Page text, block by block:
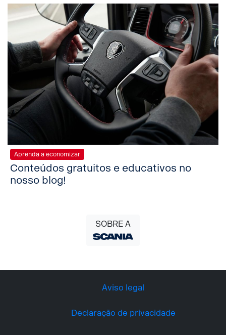
Aprenda a economizar
Conteúdos gratuitos e educativos no
nosso blog!
SOBRE A
Aviso legal
Declaração de privacidade